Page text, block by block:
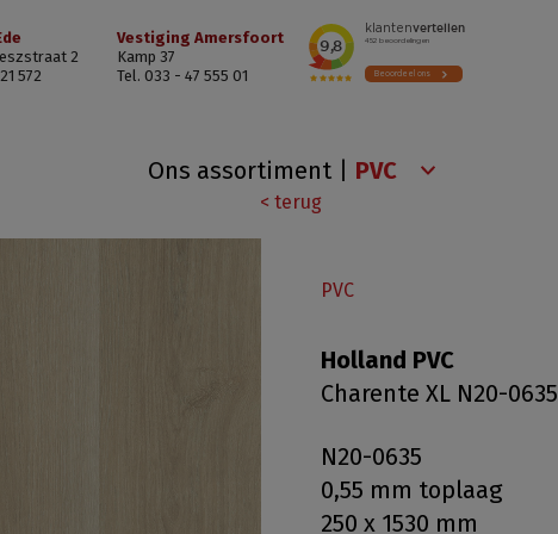
2
572
Vestiging Amersfoort
Kamp 37
Tel. 033 - 47 555 01
Ons assortiment
< terug
PVC
Holland PVC
Charente XL N20-0635
N20-0635
0,55 mm toplaag
250 x 1530 mm